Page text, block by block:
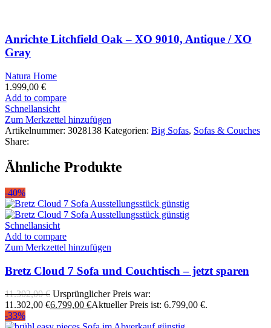
Anrichte Litchfield Oak – XO 9010, Antique / XO
Gray
Natura Home
1.999,00 €
Add to compare
Schnellansicht
Zum Merkzettel hinzufügen
Artikelnummer: 3028138 Kategorien: Big Sofas, Sofas & Couches
Share:
Ähnliche Produkte
-40%
Schnellansicht
Add to compare
Zum Merkzettel hinzufügen
Bretz Cloud 7 Sofa und Couchtisch – jetzt sparen
11.302,00€ Ursprünglicher Preis war:
11.302,00 €6.799,00 €Aktueller Preis ist: 6.799,00 €.
-33%